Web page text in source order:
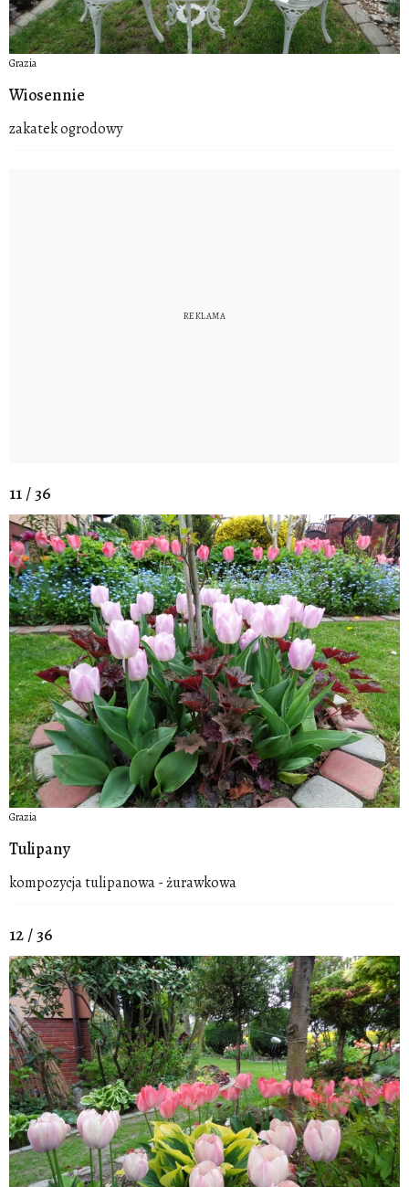
Grazia
Wiosennie
zakatek ogrodowy
11 / 36
Grazia
Tulipany
kompozycja tulipanowa - żurawkowa
12 / 36